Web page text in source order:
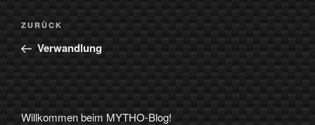
Beitragsnavigation
Vorheriger
Beitrag
ZURÜCK
Verwandlung
Willkommen beim MYTHO-Blog!